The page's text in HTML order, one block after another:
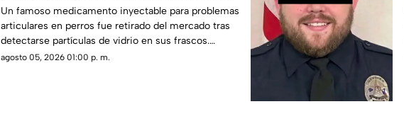
VIDRIOS
Un famoso medicamento inyectable para problemas
articulares en perros fue retirado del mercado tras
detectarse partículas de vidrio en sus frascos.
Autoridades piden revisar empaques y suspender su
agosto 05, 2026 01:00 p. m.